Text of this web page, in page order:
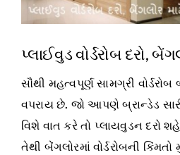
પ્લાઈવુડ વોર્ડરોબ દરો,
સૌથી મહત્વપૂર્ણ સામગ્રી
વપરાય છે. જો આપણે બ્રાન્ડેડ
વિશે વાત કરે તો પ્લાયવુડન દરો
તેથી બેંગલોરમાં વોર્ડરોબની